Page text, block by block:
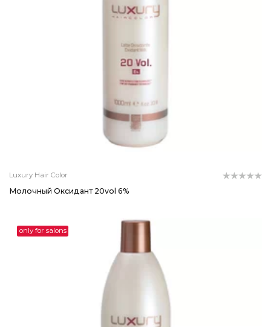
Luxury Hair Color
Молочный Оксидант 20vol 6%
only for salons